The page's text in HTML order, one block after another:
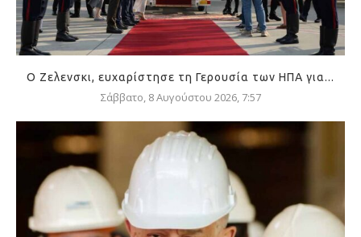
Ο Ζελενσκι, ευχαρίστησε τη Γερουσία των ΗΠΑ για...
Σάββατο, 8 Αυγούστου 2026, 7:57